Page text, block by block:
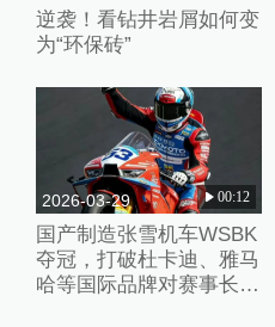
逆袭！看钻井岩屑如何变
为“环保砖”
2026-03-29 00:12
国产制造张雪机车WSBK
夺冠，打破杜卡迪、雅马
哈等国际品牌对赛事长期